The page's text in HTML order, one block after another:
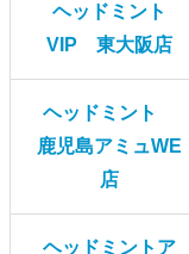
ヘッドミント
VIP 東大阪店
ヘッドミント
鹿児島アミュWE
店
ヘッドミントア